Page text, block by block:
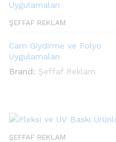
ŞEFFAF REKLAM
Cam Giydirme ve Folyo
Uygulamaları
Brand: Şeffaf Reklam
ŞEFFAF REKLAM